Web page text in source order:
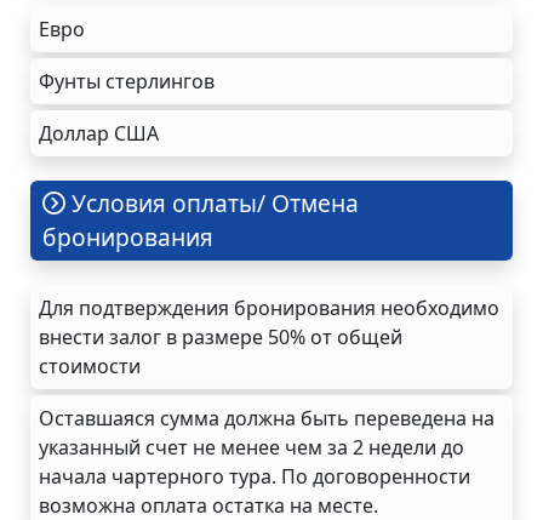
Евро
Фунты стерлингов
Доллар США
Условия оплаты/ Отмена
бронирования
Для подтверждения бронирования необходимо
внести залог в размере 50% от общей
стоимости
Оставшаяся сумма должна быть переведена на
указанный счет не менее чем за 2 недели до
начала чартерного тура. По договоренности
возможна оплата остатка на месте.